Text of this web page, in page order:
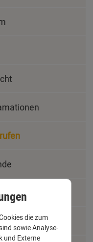
die zum
sowie Analyse-
und Externe